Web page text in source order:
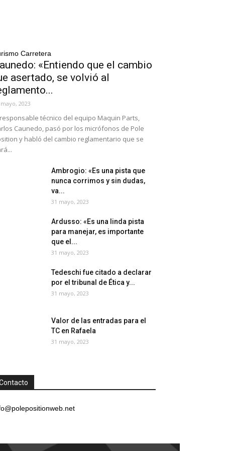
Carretera
«Entiendo que el cambio
asertado, se volvió al
2023
técnico del equipo Maquin Parts,
Caunedo, pasó por los micrófonos de Pole
y habló del cambio reglamentario que se
Ambrogio: «Es una pista que
nunca corrimos y sin dudas,
va...
31 mayo, 2023
Ardusso: «Es una linda pista
para manejar, es importante
que el...
31 mayo, 2023
Tedeschi fue citado a declarar
por el tribunal de Ética y...
31 mayo, 2023
Valor de las entradas para el
TC en Rafaela
31 mayo, 2023